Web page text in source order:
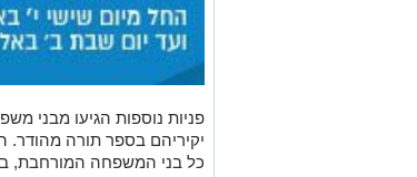
פניות נוספות הגיעו מבני
יקיריהם בספר תורה
כל בני המשפחה המורחבת,